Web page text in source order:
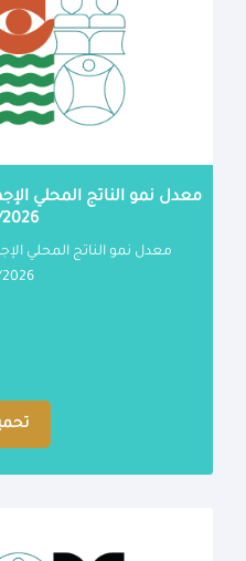
معدل نمو الناتج المحلي
معدل نمو الناتج المحلي